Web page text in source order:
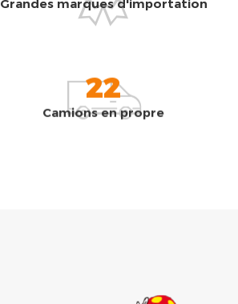
Grandes marques d'importation
22
Camions en propre